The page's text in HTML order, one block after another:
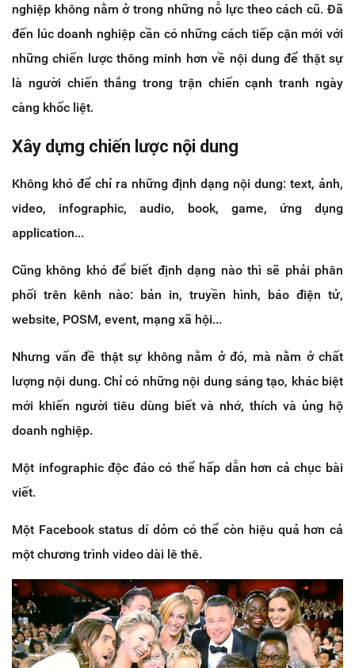
nghiệp không nằm ở trong những nỗ lực theo cách cũ. Đã
đến lúc doanh nghiệp cần có những cách tiếp cận mới với
những chiến lược thông minh hơn về nội dung để thật sự
là người chiến thắng trong trận chiến cạnh tranh ngày
càng khốc liệt.
Xây dựng chiến lược nội dung
Không khó để chỉ ra những định dạng nội dung: text, ảnh,
video, infographic, audio, book, game, ứng dụng
application...
Cũng không khó để biết định dạng nào thì sẽ phải phân
phối trên kênh nào: bản in, truyền hình, báo điện tử,
website, POSM, event, mạng xã hội...
Nhưng vấn đề thật sự không nằm ở đó, mà nằm ở chất
lượng nội dung. Chỉ có những nội dung sáng tạo, khác biệt
mới khiến người tiêu dùng biết và nhớ, thích và ủng hộ
doanh nghiệp.
Một infographic độc đáo có thể hấp dẫn hơn cả chục bài
viết.
Một Facebook status dí dỏm có thể còn hiệu quả hơn cả
một chương trình video dài lê thê.